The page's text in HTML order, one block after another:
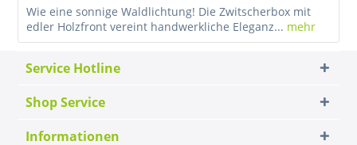
Wie eine sonnige Waldlichtung! Die Zwitscherbox mit
edler Holzfront vereint handwerkliche Eleganz... mehr
Service Hotline
Shop Service
Informationen